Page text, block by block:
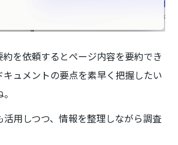
を依頼するとページ内容を要約でき
キュメントの要点を素早く把握したい
用しつつ、情報を整理しながら調査